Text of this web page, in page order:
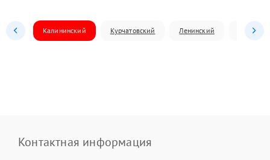
Калининский Курчатовский Ленинский
Контактная информация